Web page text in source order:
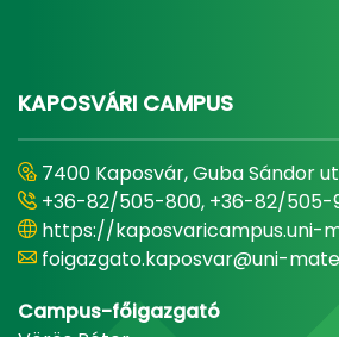
KAPOSVÁRI CAMPUS
7400 Kaposvár, Guba Sándor
+36-82/505-800, +36-82/505-
https://kaposvaricampus.uni-
foigazgato.kaposvar@uni-
Campus-főigazgató